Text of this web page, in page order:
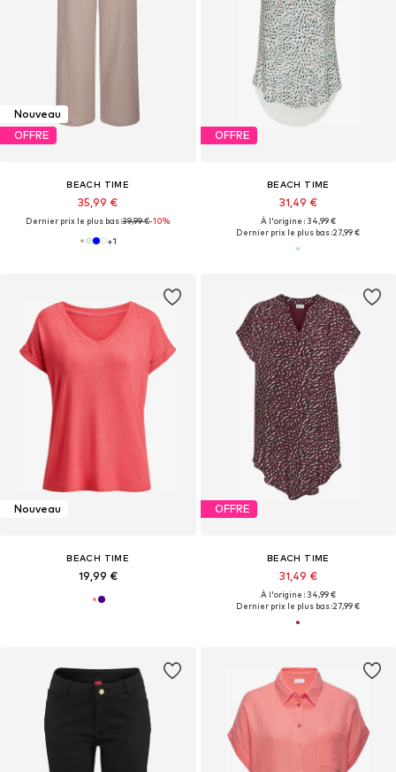
Nouveau
OFFRE
BEACH TIME
35,99 €
Dernier prix le plus bas :39,99 €-10%
+1
OFFRE
BEACH TIME
31,49 €
À l'origine : 34,99 €
Dernier prix le plus bas :27,99 €
Nouveau
BEACH TIME
19,99 €
OFFRE
BEACH TIME
31,49 €
À l'origine : 34,99 €
Dernier prix le plus bas :27,99 €